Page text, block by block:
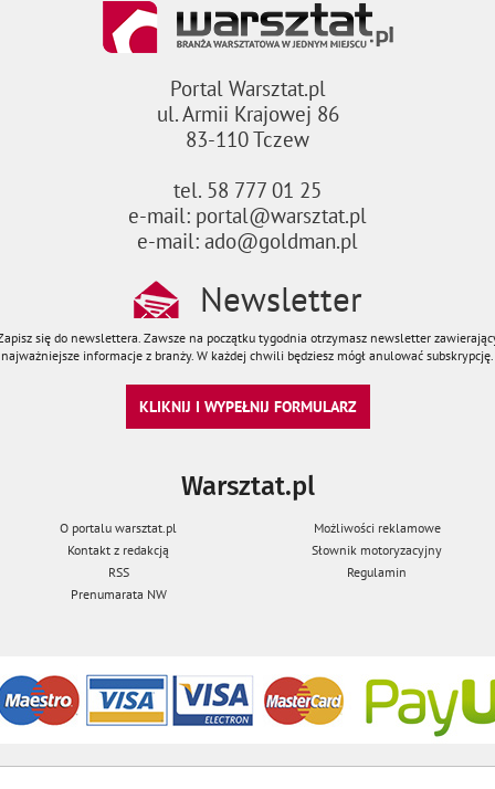
Portal Warsztat.pl
ul. Armii Krajowej 86
83-110 Tczew
tel. 58 777 01 25
e-mail: portal@warsztat.pl
e-mail: ado@goldman.pl
Newsletter
się do newslettera. Zawsze na początku tygodnia otrzymasz newsletter
najważniejsze informacje z branży. W każdej chwili będziesz mógł anulować subskrypcję.
KLIKNIJ I WYPEŁNIJ FORMULARZ
Warsztat.pl
O portalu warsztat.pl
Możliwości reklamowe
Kontakt z redakcją
Słownik motoryzacyjny
RSS
Regulamin
Prenumarata NW